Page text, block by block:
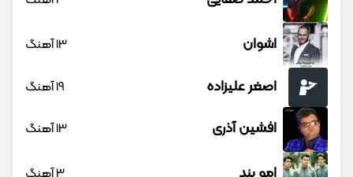
اشوان 13 آهنگ
اصغر علیزاده 19 آهنگ
افشین آذری 13 آهنگ